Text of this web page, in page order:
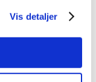
Vis detaljer